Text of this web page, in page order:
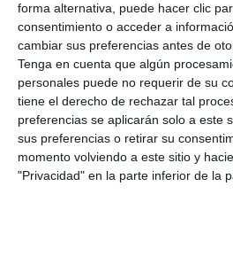
forma alternativa, puede hacer clic
consentimiento o acceder a
cambiar sus preferencias antes de
Tenga en cuenta que algún
personales puede no requerir de su
tiene el derecho de rechazar tal
preferencias se aplicarán solo a este
sus preferencias o retirar su
momento volviendo a este sitio y
"Privacidad" en la parte inferior de la